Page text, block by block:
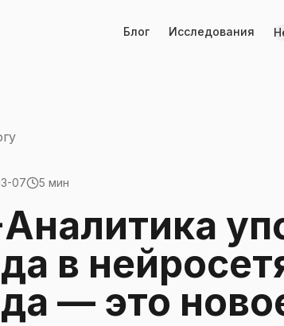
Блог Исследования
07 5 мин
Аналитика
в
— это